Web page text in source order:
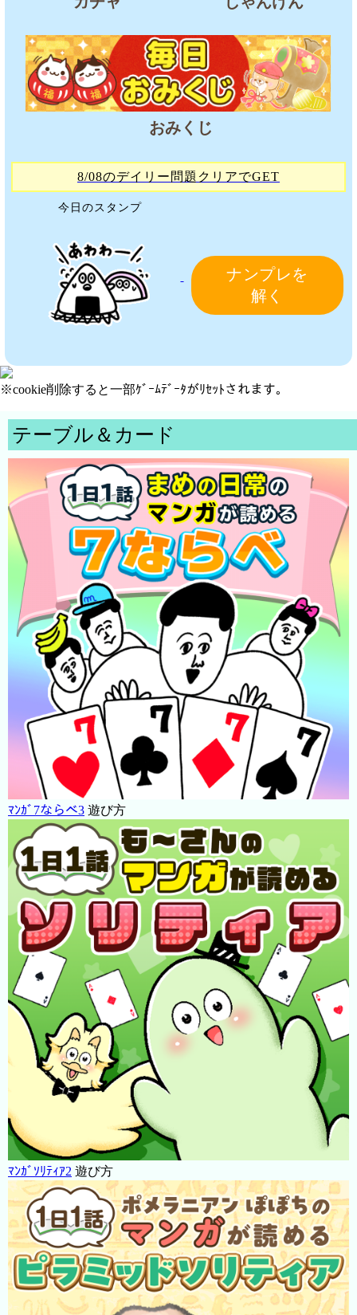
おみくじ
8/08のデイリー問題クリアでGET
今日のスタンプ
ナンプレを
解く
※cookie削除すると一部ｹﾞｰﾑﾃﾞｰﾀがﾘｾｯﾄされます。
テーブル＆カード
ﾏﾝｶﾞ7ならべ3 遊び方
ﾏﾝｶﾞｿﾘﾃｨｱ2 遊び方